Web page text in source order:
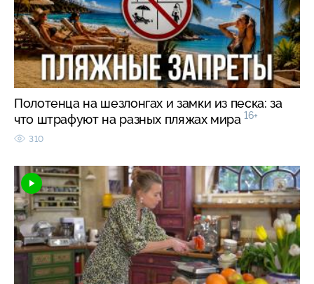
Полотенца на шезлонгах и замки из песка: за
что штрафуют на разных пляжах мира 16+
310